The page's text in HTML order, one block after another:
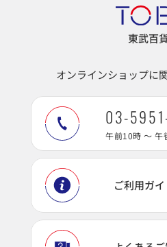
東武百
オンラインショップに
03-
午前10時 ～ 午
ご利用ガイ